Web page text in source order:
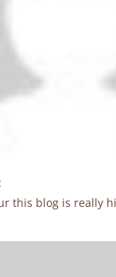
this blog is really